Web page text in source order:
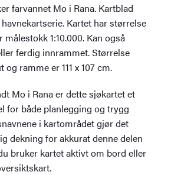
farvannet Mo i Rana. Kartblad
Kartet har størrelse
1:10.000. Kan også
ferdig innrammet. Størrelse
ramme er 111 x 107 cm.
Mo i Rana er dette sjøkartet et
for både planlegging og trygg
i kartområdet gjør det
dekning for akkurat denne delen
bruker kartet aktivt om bord eller